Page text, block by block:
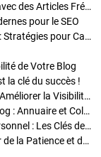
Stratégies de Publication : Boostez Votre Blog avec des Articles Fréquents et Exclusifs
pour le SEO
Enrichir Vos Articles avec des Contenus Riches : Stratégies pour Captiver et Optimiser
de Votre Blog
la clé du succès !
Optimisation SEO des Articles : Stratégies pour Améliorer la Visibilité de Votre Blog
Stratégies pour améliorer la visibilité de votre Blog : Annuaire et Collaborations
Pourquoi Investir dans un Nom de Domaine Personnel : Les Clés de la Réussite de Votre Blog
Comment Faire Émerger Votre Blog : Le Pouvoir de la Patience et de la Persévérance